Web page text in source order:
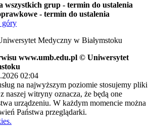
wszystkich grup - termin do ustalenia
- termin do ustalenia
góry
Medyczny w Białymstoku
www.umb.edu.pl © Uniwersytet
02:04
na najwyższym poziomie stosujemy pliki
naszej witryny oznacza, że będą one
urządzeniu. W każdym momencie można
Państwa przeglądarki.